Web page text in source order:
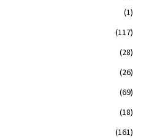
(1)
(117)
(28)
(26)
(69)
(18)
(161)